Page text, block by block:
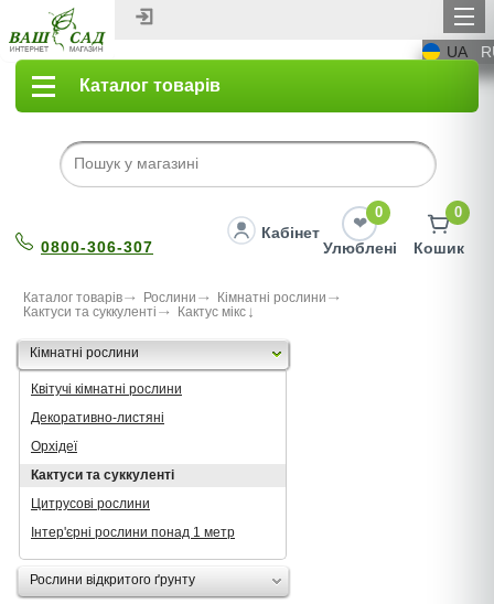
UA
Каталог товарів
0800-306-307
Кабінет
0
Улюблені
0
Кошик
Каталог товарів Рослини
Кімнатні рослини
Кактуси та суккуленті
Кактус мiкс
Кімнатні рослини
Квітучі кімнатні рослини
Декоративно-листяні
Орхідеї
Кактуси та суккуленті
Цитрусові рослини
Інтер'єрні рослини понад 1 метр
Рослини відкритого ґрунту